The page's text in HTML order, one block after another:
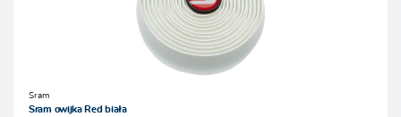
Sram
Sram owijka Red biała